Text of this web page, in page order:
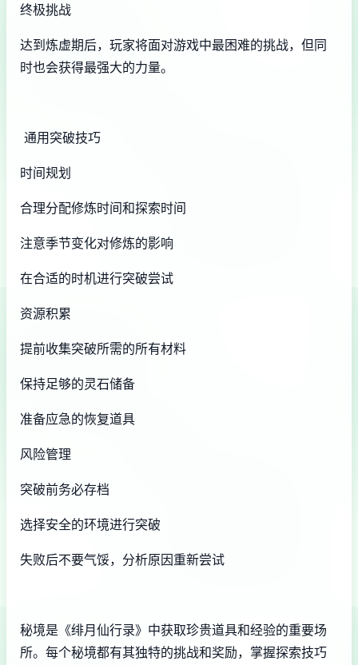
终极挑战
达到炼虚期后，玩家将面对游戏中最困难的挑战，但同
时也会获得最强大的力量。
通用突破技巧
时间规划
合理分配修炼时间和探索时间
注意季节变化对修炼的影响
在合适的时机进行突破尝试
资源积累
提前收集突破所需的所有材料
保持足够的灵石储备
准备应急的恢复道具
风险管理
突破前务必存档
选择安全的环境进行突破
失败后不要气馁，分析原因重新尝试
秘境是《绯月仙行录》中获取珍贵道具和经验的重要场
所。每个秘境都有其独特的挑战和奖励，掌握探索技巧